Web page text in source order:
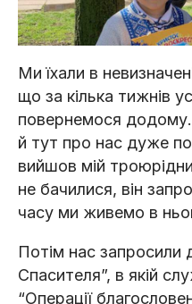
Ми їхали в
що за кілька тижнів
повернемося
й тут про нас дуже
вийшов мій
не бачилися, він
часу ми живемо в
Потім нас запросили
Спасителя”, в якій
“Операції